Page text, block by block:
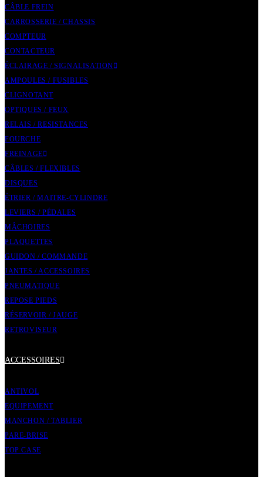
CÂBLE FREIN
CARROSSERIE / CHASSIS
COMPTEUR
CONTACTEUR
ÉCLAIRAGE / SIGNALISATION
AMPOULES / FUSIBLES
CLIGNOTANT
OPTIQUES / FEUX
RELAIS / RESISTANCES
FOURCHE
FREINAGE
CÂBLES / FLEXIBLES
DISQUES
ÉTRIER / MAITRE-CYLINDRE
LEVIERS / PÉDALES
MÂCHOIRES
PLAQUETTES
GUIDON / COMMANDE
JANTES / ACCESSOIRES
PNEUMATIQUE
REPOSE PIEDS
RÉSERVOIR / JAUGE
RETROVISEUR
ACCESSOIRES
ANTIVOL
EQUIPEMENT
MANCHON / TABLIER
PARE-BRISE
TOP CASE